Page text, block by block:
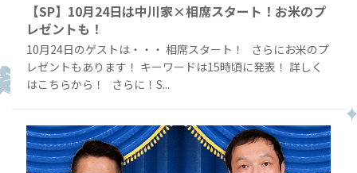
【SP】10月24日は中川家×相席スタート！お米のプ
レゼントも！
10月24日のゲストは・・・ 相席スタート！ さらにお米のプ
レゼントもあります！ キーワードは15時頃に発表！ 詳しく
はこちらから！ さらに！S...